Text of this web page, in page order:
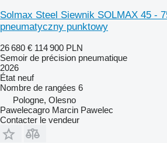
Solmax Steel Siewnik SOLMAX 45 -
pneumatyczny punktowy
26 680 € 114 900 PLN
Semoir de précision pneumatique
2026
État neuf
Nombre de rangées 6
Pologne, Olesno
Pawelecagro Marcin Pawelec
Contacter le vendeur